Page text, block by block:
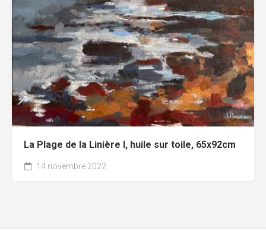
La Plage de la Linière I, huile sur toile, 65x92cm
14 novembre 2022